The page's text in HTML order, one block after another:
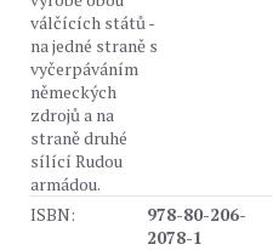
válčících států -
na jedné straně s
vyčerpáváním
německých
zdrojů a na
straně druhé
sílící Rudou
armádou.
ISBN:
978-80-206-
2078-1